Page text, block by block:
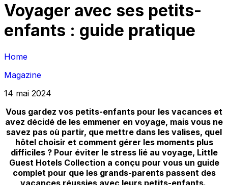
Voyager avec ses petits-
enfants : guide pratique
Home
Magazine
14 mai 2024
Vous gardez vos petits-enfants pour les vacances et
avez décidé de les emmener en voyage, mais vous ne
savez pas où partir, que mettre dans les valises, quel
hôtel choisir et comment gérer les moments plus
difficiles ? Pour éviter le stress lié au voyage, Little
Guest Hotels Collection a conçu pour vous un guide
complet pour que les grands-parents passent des
vacances réussies avec leurs petits-enfants.